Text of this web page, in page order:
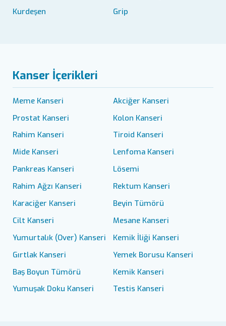
Kurdeşen
Grip
Kanser İçerikleri
Meme Kanseri
Akciğer Kanseri
Prostat Kanseri
Kolon Kanseri
Rahim Kanseri
Tiroid Kanseri
Mide Kanseri
Lenfoma Kanseri
Pankreas Kanseri
Lösemi
Rahim Ağzı Kanseri
Rektum Kanseri
Karaciğer Kanseri
Beyin Tümörü
Cilt Kanseri
Mesane Kanseri
Yumurtalık (Over) Kanseri
Kemik İliği Kanseri
Gırtlak Kanseri
Yemek Borusu Kanseri
Baş Boyun Tümörü
Kemik Kanseri
Yumuşak Doku Kanseri
Testis Kanseri